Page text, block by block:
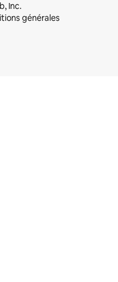
Inc.
générales